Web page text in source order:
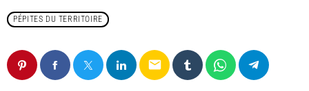
PÉPITES DU TERRITOIRE
email